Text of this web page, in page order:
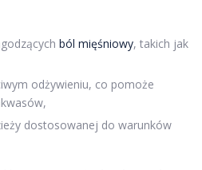
ból mięśniowy, takich jak
odżywieniu, co pomoże
dostosowanej do warunków